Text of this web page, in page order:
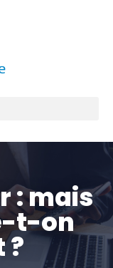
: mais
t-on
?